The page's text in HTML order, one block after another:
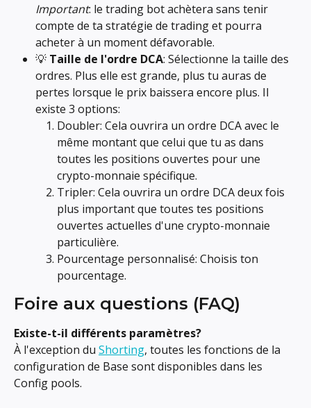
Important: le trading bot achètera sans tenir
compte de ta stratégie de trading et pourra
acheter à un moment défavorable.
💡 Taille de l'ordre DCA: Sélectionne la taille des
ordres. Plus elle est grande, plus tu auras de
pertes lorsque le prix baissera encore plus. Il
existe 3 options:
Doubler: Cela ouvrira un ordre DCA avec le
même montant que celui que tu as dans
toutes les positions ouvertes pour une
crypto-monnaie spécifique.
Tripler: Cela ouvrira un ordre DCA deux fois
plus important que toutes tes positions
ouvertes actuelles d'une crypto-monnaie
particulière.
Pourcentage personnalisé: Choisis ton
pourcentage.
Foire aux questions (FAQ)
Existe-t-il différents paramètres?
À l'exception du Shorting, toutes les fonctions de la
configuration de Base sont disponibles dans les
Config pools.